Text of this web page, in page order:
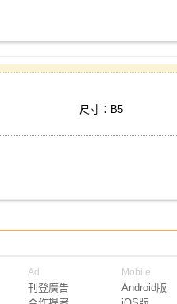
尺寸：B5
Ad
刊登廣告
Mobile
Android版